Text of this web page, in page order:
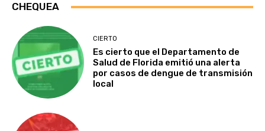
CHEQUEA
CIERTO
Es cierto que el Departamento de
Salud de Florida emitió una alerta
por casos de dengue de transmisión
local